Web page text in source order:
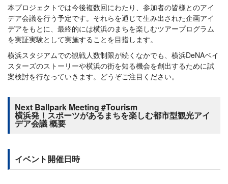
本プロジェクトでは今後複数回にわたり、参加者の皆様とのアイ
デア会議を行う予定です。それらを通じて生み出された企画アイ
デアをもとに、最終的には横浜のまちを楽しむツアープログラム
を実証実験として実施することを目指します。
横浜スタジアムでの観戦人数制限が続くなかでも、横浜DeNAベイ
スターズのストーリーや横浜の街を知る機会を創出するために試
案検討を行なっていきます。どうぞご注目ください。
Next Ballpark Meeting #Tourism
横浜発！スポーツがあるまちを楽しむ都市型観光アイ
デア会議 概要
イベント開催日時